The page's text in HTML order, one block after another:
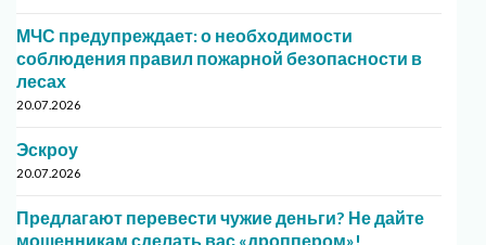
МЧС предупреждает: о необходимости
соблюдения правил пожарной безопасности в
лесах
20.07.2026
Эскроу
20.07.2026
Предлагают перевести чужие деньги? Не дайте
мошенникам сделать вас «дроппером»!